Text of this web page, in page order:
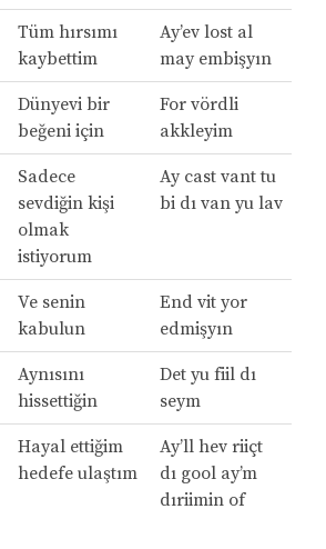
Tüm hırsımı
kaybettim
Ay’ev lost al
may embişyın
Dünyevi bir
beğeni için
For vördli
akkleyim
Sadece
sevdiğin kişi
olmak
istiyorum
Ay cast vant tu
bi dı van yu lav
Ve senin
kabulun
End vit yor
edmişyın
Aynısını
hissettiğin
Det yu fiil dı
seym
Hayal ettiğim
hedefe ulaştım
Ay’ll hev riiçt
dı gool ay’m
dıriimin of